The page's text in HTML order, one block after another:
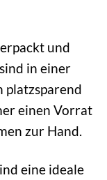
und
in einer
platzsparend
einen Vorrat
zur Hand.
eine ideale